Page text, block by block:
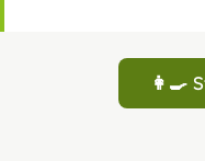
👩‍🍳